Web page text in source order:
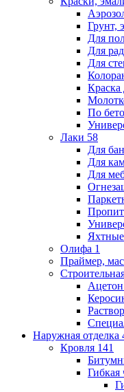
Грунт,
Для
Для
Для
Краска
По
Лаки 58
Для
Для
Для
Яхтные
Олифа 1
Праймер,
Ацетон
Наружная отделка
Кровля 141
Гибкая